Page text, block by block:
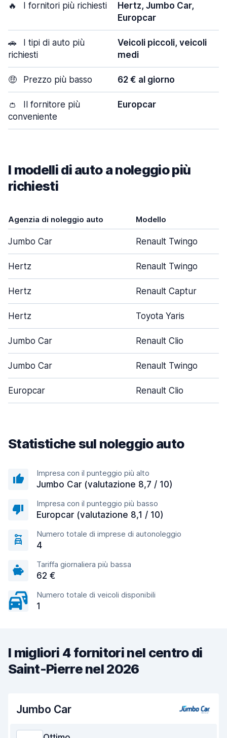
🔥 I fornitori più richiesti
Hertz, Jumbo Car,
Europcar
🚗
I tipi di auto più
richiesti
Veicoli piccoli, veicoli
medi
🤑 Prezzo più basso 62 € al giorno
👛
Il fornitore più
conveniente
Europcar
I modelli di auto a noleggio più
richiesti
Agenzia di noleggio auto Modello
Jumbo Car Renault Twingo
Hertz Renault Twingo
Hertz Renault Captur
Hertz Toyota Yaris
Jumbo Car Renault Clio
Jumbo Car Renault Twingo
Europcar Renault Clio
Statistiche sul noleggio auto
Impresa con il punteggio più alto
Jumbo Car (valutazione 8,7 / 10)
Impresa con il punteggio più basso
Europcar (valutazione 8,1 / 10)
Numero totale di imprese di autonoleggio
4
Tariffa giornaliera più bassa
62 €
Numero totale di veicoli disponibili
1
I migliori 4 fornitori nel centro di
Saint-Pierre nel 2026
Jumbo Car